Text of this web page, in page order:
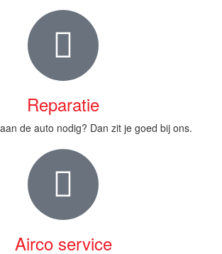
Reparatie
de auto nodig? Dan zit je goed bij ons.
Airco service